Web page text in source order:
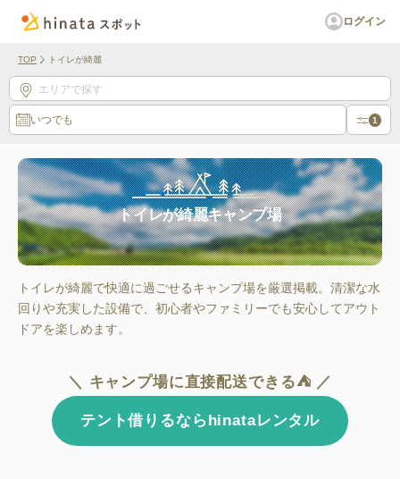
ログイン
TOP トイレが綺麗
エリアで探す
いつでも 1
トイレが綺麗キャンプ場
トイレが綺麗で快適に過ごせるキャンプ場を厳選掲載。清潔な水
回りや充実した設備で、初心者やファミリーでも安心してアウト
ドアを楽しめます。
＼ キャンプ場に直接配送できる⛺ ／
テント借りるならhinataレンタル